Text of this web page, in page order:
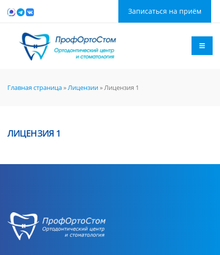
Записаться на приём
Главная страница»Лицензии»Лицензия 1
ЛИЦЕНЗИЯ 1